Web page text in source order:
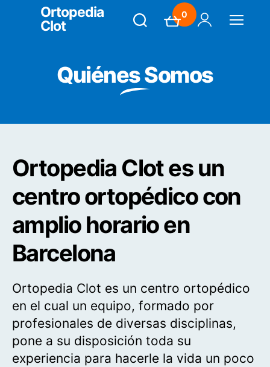
Ortopedia
Clot
0
Quiénes Somos
Ortopedia Clot es un
centro ortopédico con
amplio horario en
Barcelona
Ortopedia Clot es un centro ortopédico
en el cual un equipo, formado por
profesionales de diversas disciplinas,
pone a su disposición toda su
experiencia para hacerle la vida un poco